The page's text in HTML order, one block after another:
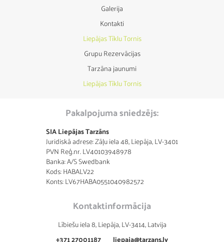
Galerija
Kontakti
Liepājas Tīklu Tornis
Grupu Rezervācijas
Tarzāna jaunumi
Liepājas Tīklu Tornis
Pakalpojuma sniedzējs:
SIA Liepājas Tarzāns
Juridiskā adrese: Zāļu iela 48, Liepāja, LV-3401
PVN Reģ.nr. LV40103948978
Banka: A/S Swedbank
Kods: HABALV22
Konts: LV67HABA0551040982572
Kontaktinformācija
Lībiešu iela 8, Liepāja, LV-3414, Latvija
+371 27001187
liepaja@tarzans.lv